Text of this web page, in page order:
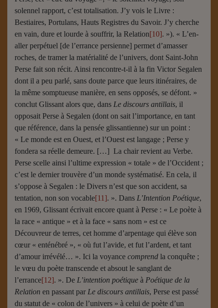
solennel rapport, c’est totalisation. J’y vois le Livre :
Bestiaires, Portulans, Hauts Registres du Savoir. J’y cherche
en vain, dure et lourde à souffrir, la Relation[10]. »). « L’en-
aller perpétuel [de l’errance persienne] permet d’amasser
roches, de tramer la matérialité de l’univers, dont Saint-John
Perse fait son récit. Ainsi rencontre-t-il à la fin Victor Segalen
dont il a peu parlé, sans doute parce que leurs itinéraires, de
la même somptueuse manière, en sens opposés, se défont. »
conclut Glissant alors que, dans Le discours antillais, il
opposait Perse à Segalen (dont on sait l’importance, en tant
que référence, dans la pensée glissantienne) sur un point :
« Le monde est en Ouest, et l’Ouest est langage ; Perse y
fondera sa réelle demeure. […] La chair revient au Verbe.
Perse scelle ainsi l’ultime expression « totale » de l’Occident ;
c’est le dernier trouvère d’un monde systématisé. En cela, il
s’oppose à Segalen : le Divers n’est que son accident, sa
tentation, non son vocable[11]. ». Dans L’Intention Poétique,
en 1969, Glissant écrivait encore quant à Perse : « Le poète à
la race « antique » et à la face « sans nom » est ce
Découvreur de terres, cet homme d’arpentage qui élève son
cœur « enténébré », « où fut l’avide, et fut l’ardent, et tant
d’amour irrévélé… ». Ici la voyance comprend la conquête ;
le vœu du poète transcende et absout le sanglant de
l’errance[12]. ». De L’intention poétique à Poétique de la
Relation en passant par Le discours antillais, Perse est passé
du statut de « colon de l’univers » à celui de poète d’un